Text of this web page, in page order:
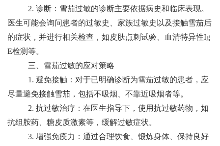
2. 诊断：雪茄过敏的诊断主要依据病史和临床表现。
医生可能会询问患者的过敏史、家族过敏史以及接触雪茄后
的症状，并进行相关检查，如皮肤点刺试验、血清特异性Ig
E检测等。
三、雪茄过敏的应对策略
1. 避免接触：对于已明确诊断为雪茄过敏的患者，应
尽量避免接触雪茄，包括不吸烟、不靠近吸烟者等。
2. 抗过敏治疗：在医生指导下，使用抗过敏药物，如
抗组胺药、糖皮质激素等，缓解过敏症状。
3. 增强免疫力：通过合理饮食、锻炼身体、保持良好